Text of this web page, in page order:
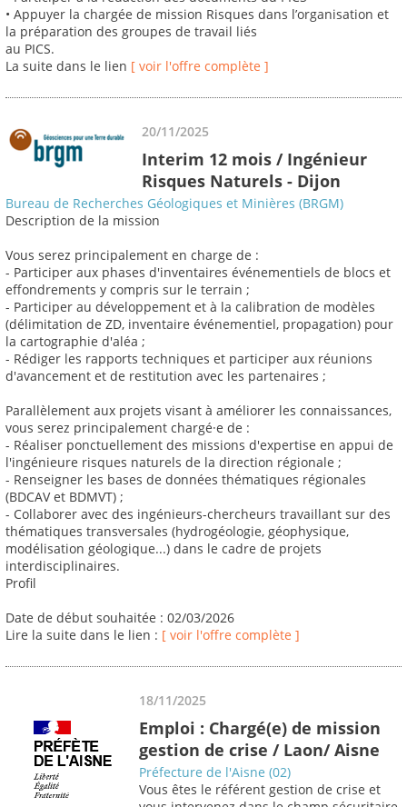
• Appuyer la chargée de mission Risques dans l’organisation et
la préparation des groupes de travail liés
au PICS.
La suite dans le lien [ voir l'offre complète ]
20/11/2025
Interim 12 mois / Ingénieur
Risques Naturels - Dijon
Bureau de Recherches Géologiques et Minières (BRGM)
Description de la mission
Vous serez principalement en charge de :
- Participer aux phases d'inventaires événementiels de blocs et
effondrements y compris sur le terrain ;
- Participer au développement et à la calibration de modèles
(délimitation de ZD, inventaire événementiel, propagation) pour
la cartographie d'aléa ;
- Rédiger les rapports techniques et participer aux réunions
d'avancement et de restitution avec les partenaires ;
Parallèlement aux projets visant à améliorer les connaissances,
vous serez principalement chargé·e de :
- Réaliser ponctuellement des missions d'expertise en appui de
l'ingénieure risques naturels de la direction régionale ;
- Renseigner les bases de données thématiques régionales
(BDCAV et BDMVT) ;
- Collaborer avec des ingénieurs-chercheurs travaillant sur des
thématiques transversales (hydrogéologie, géophysique,
modélisation géologique...) dans le cadre de projets
interdisciplinaires.
Profil
Date de début souhaitée : 02/03/2026
Lire la suite dans le lien : [ voir l'offre complète ]
18/11/2025
Emploi : Chargé(e) de mission
gestion de crise / Laon/ Aisne
Préfecture de l'Aisne (02)
Vous êtes le référent gestion de crise et